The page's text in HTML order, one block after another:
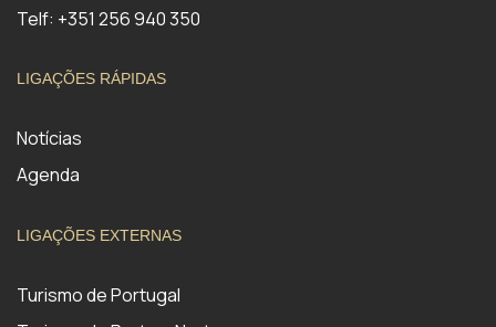
Telf: +351 256 940 350
LIGAÇÕES RÁPIDAS
Notícias
Agenda
LIGAÇÕES EXTERNAS
Turismo de Portugal